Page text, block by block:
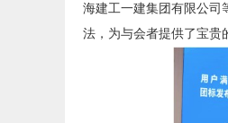
海建工一建集团有限公司
法，为与会者提供了宝贵